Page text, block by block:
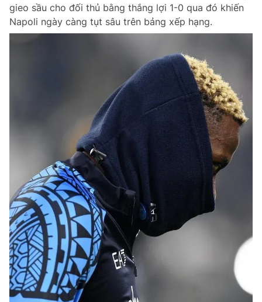
gieo sầu cho đối thủ bằng thắng lợi 1-0 qua đó khiến
Napoli ngày càng tụt sâu trên bảng xếp hạng.